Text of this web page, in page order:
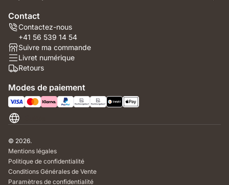
Contact
Contactez-nous
+41 56 539 14 54
Suivre ma commande
Livret numérique
Retours
Modes de paiement
© 2026.
Mentions légales
Politique de confidentialité
Conditions Générales de Vente
Paramètres de confidentialité